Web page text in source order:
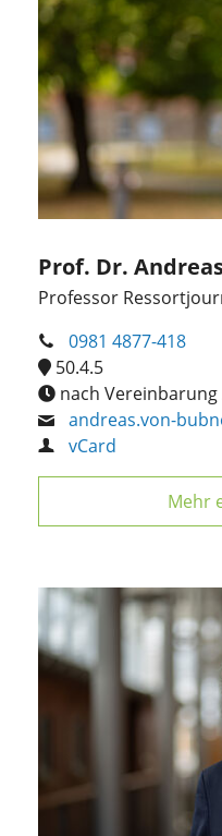
Prof. Dr.
Professor
0981 4877-418
50.4.5
nach
andreas.von-
vCard
Mehr